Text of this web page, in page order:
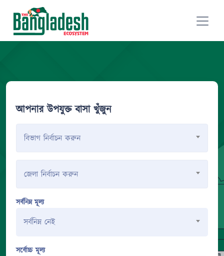
আপনার উপযুক্ত বাসা খুঁজুন
বিভাগ নির্বাচন করুন
জেলা নির্বাচন করুন
সর্বনিম্ন মূল্য
সর্বনিম্ন নেই
সর্বোচ্চ মূল্য